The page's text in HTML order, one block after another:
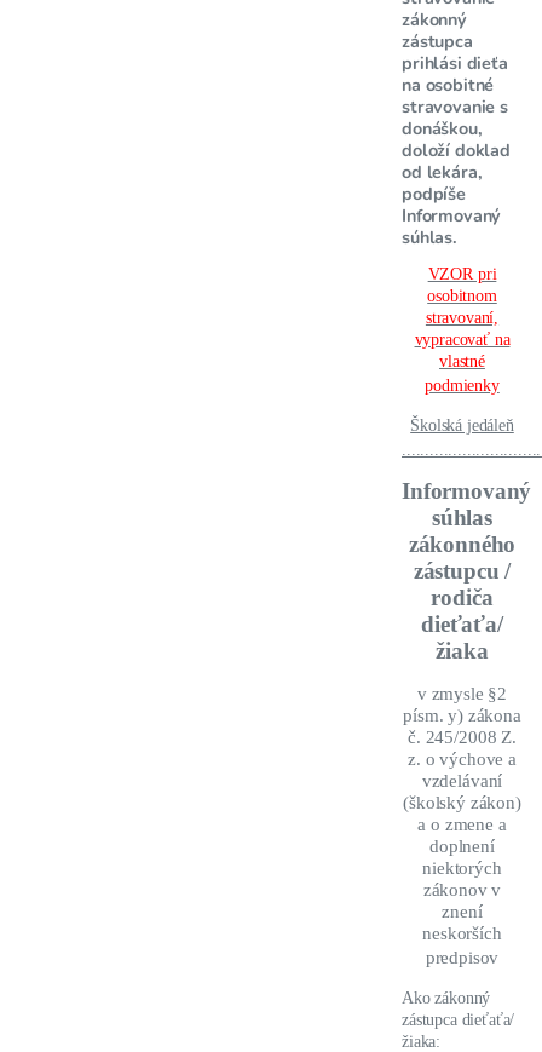
zákonný
zástupca
prihlási dieťa
na osobitné
stravovanie s
donáškou,
doloží doklad
od lekára,
podpíše
Informovaný
súhlas.
VZOR pri
osobitnom
stravovaní,
vypracovať na
vlastné
podmienky
Školská jedáleň
Informovaný
súhlas
zákonného
zástupcu /
rodiča
dieťaťa/
žiaka
v zmysle §2
písm. y) zákona
č. 245/2008 Z.
z. o výchove a
vzdelávaní
(školský zákon)
a o zmene a
doplnení
niektorých
zákonov v
znení
neskorších
predpisov
Ako zákonný
zástupca dieťaťa/
žiaka: